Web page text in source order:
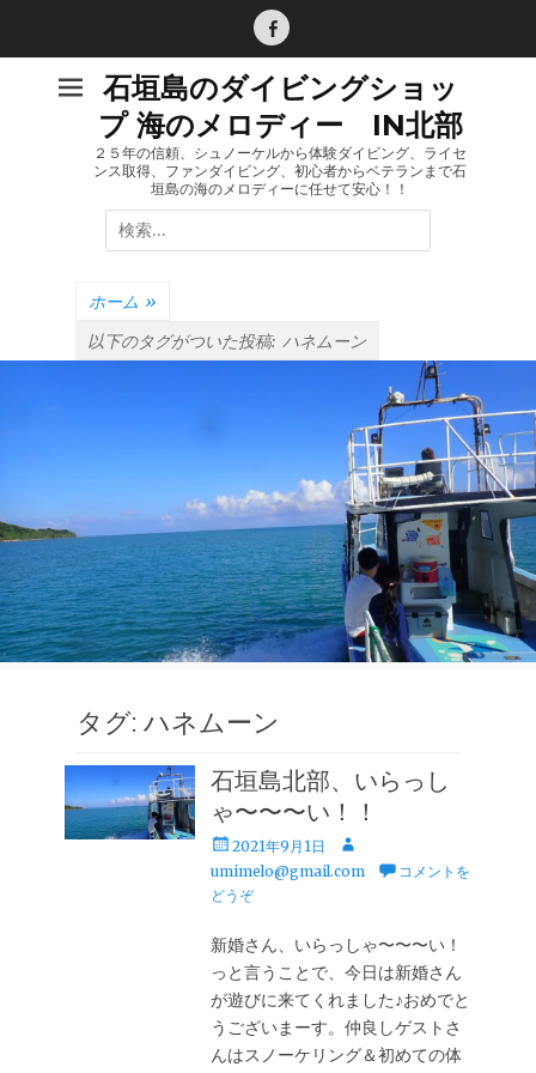
Facebook
石垣島のダイビングショッ
プ 海のメロディー IN北部
２５年の信頼、シュノーケルから体験ダイビング、ライセ
ンス取得、ファンダイビング、初心者からベテランまで石
垣島の海のメロディーに任せて安心！！
検
索:
ホーム »
以下のタグがついた投稿: ハネムーン
タグ: ハネムーン
石垣島北部、いらっし
ゃ〜〜〜い！！
投
稿
日
2021年9月1日
投
稿
umimelo@gmail.com
コメントを
どうぞ
新婚さん、いらっしゃ〜〜〜い！
っと言うことで、今日は新婚さん
が遊びに来てくれました♪おめでと
うございまーす。仲良しゲストさ
んはスノーケリング＆初めての体